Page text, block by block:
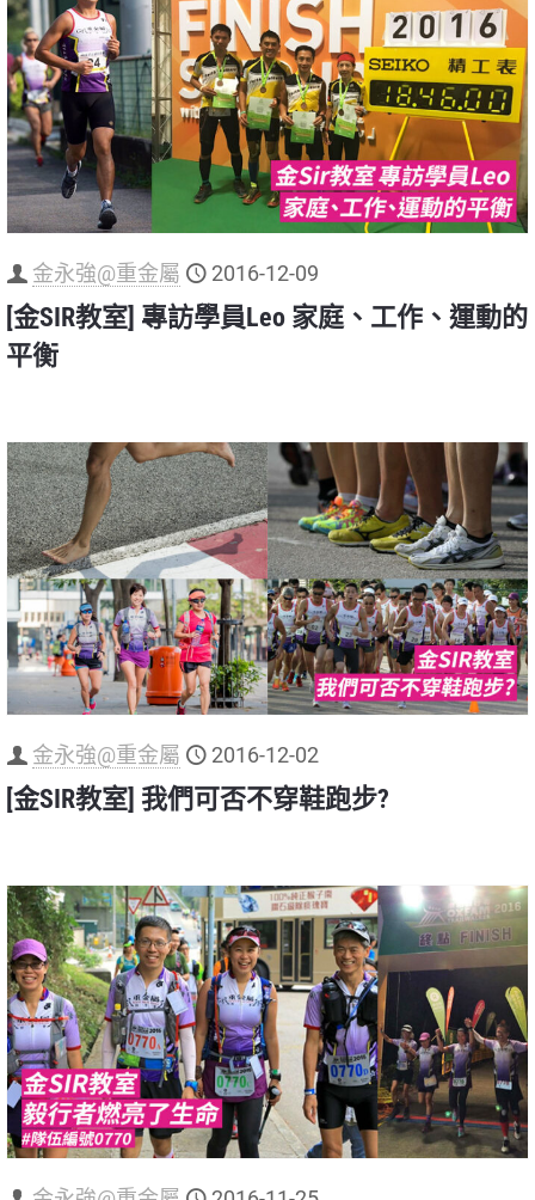
金永強@重金屬 2016-12-09
[金SIR教室] 專訪學員Leo 家庭、工作、運動的
平衡
金永強@重金屬 2016-12-02
[金SIR教室] 我們可否不穿鞋跑步?